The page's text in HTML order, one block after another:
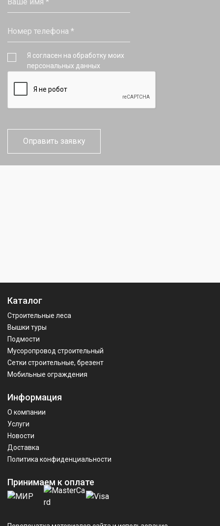
Я согласен на обработку моих
персональных данных
Каталог
Строительные леса
Вышки туры
Подмости
Мусоропровод строительный
Сетки строительные, брезент
Мобильные ограждения
Информация
О компании
Услуги
Новости
Доставка
Политика конфиденциальности
Принимаем к оплате